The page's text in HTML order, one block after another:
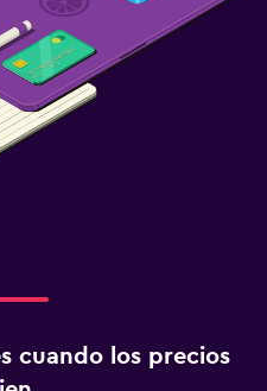
cuando los precios